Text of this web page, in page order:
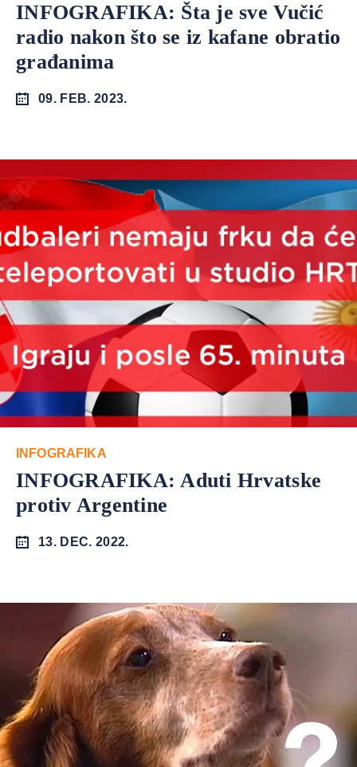
INFOGRAFIKA: Šta je sve Vučić
radio nakon što se iz kafane obratio
građanima
09. FEB. 2023.
INFOGRAFIKA
INFOGRAFIKA: Aduti Hrvatske
protiv Argentine
13. DEC. 2022.